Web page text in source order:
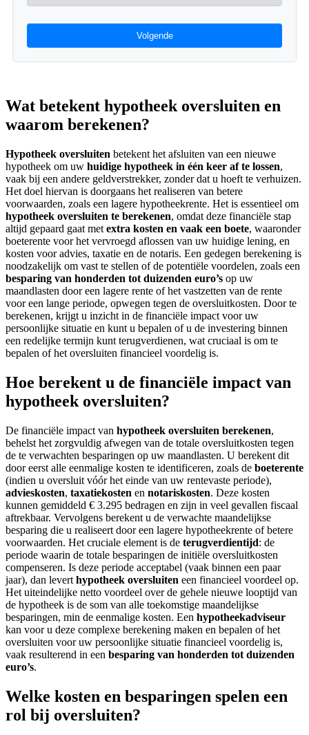
Volgende
Wat betekent hypotheek oversluiten en
waarom berekenen?
Hypotheek oversluiten betekent het afsluiten van een nieuwe
hypotheek om uw huidige hypotheek in één keer af te lossen,
vaak bij een andere geldverstrekker, zonder dat u hoeft te verhuizen.
Het doel hiervan is doorgaans het realiseren van betere
voorwaarden, zoals een lagere hypotheekrente. Het is essentieel om
hypotheek oversluiten te berekenen, omdat deze financiële stap
altijd gepaard gaat met extra kosten en vaak een boete, waaronder
boeterente voor het vervroegd aflossen van uw huidige lening, en
kosten voor advies, taxatie en de notaris. Een gedegen berekening is
noodzakelijk om vast te stellen of de potentiële voordelen, zoals een
besparing van honderden tot duizenden euro’s op uw
maandlasten door een lagere rente of het vastzetten van de rente
voor een lange periode, opwegen tegen de oversluitkosten. Door te
berekenen, krijgt u inzicht in de financiële impact voor uw
persoonlijke situatie en kunt u bepalen of u de investering binnen
een redelijke termijn kunt terugverdienen, wat cruciaal is om te
bepalen of het oversluiten financieel voordelig is.
Hoe berekent u de financiële impact van
hypotheek oversluiten?
De financiële impact van hypotheek oversluiten berekenen,
behelst het zorgvuldig afwegen van de totale oversluitkosten tegen
de te verwachten besparingen op uw maandlasten. U berekent dit
door eerst alle eenmalige kosten te identificeren, zoals de boeterente
(indien u oversluit vóór het einde van uw rentevaste periode),
advieskosten, taxatiekosten en notariskosten. Deze kosten
kunnen gemiddeld € 3.295 bedragen en zijn in veel gevallen fiscaal
aftrekbaar. Vervolgens berekent u de verwachte maandelijkse
besparing die u realiseert door een lagere hypotheekrente of betere
voorwaarden. Het cruciale element is de terugverdientijd: de
periode waarin de totale besparingen de initiële oversluitkosten
compenseren. Is deze periode acceptabel (vaak binnen een paar
jaar), dan levert hypotheek oversluiten een financieel voordeel op.
Het uiteindelijke netto voordeel over de gehele nieuwe looptijd van
de hypotheek is de som van alle toekomstige maandelijkse
besparingen, min de eenmalige kosten. Een hypotheekadviseur
kan voor u deze complexe berekening maken en bepalen of het
oversluiten voor uw persoonlijke situatie financieel voordelig is,
vaak resulterend in een besparing van honderden tot duizenden
euro’s.
Welke kosten en besparingen spelen een
rol bij oversluiten?